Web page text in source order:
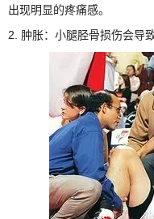
出现明显的疼痛感。
2. 肿胀：小腿胫骨损伤会导